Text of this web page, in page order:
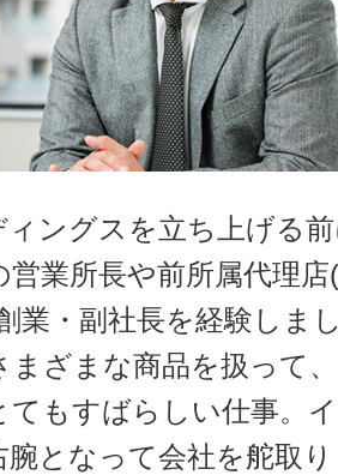
ングスを立ち上げる
営業所長や前所属代理
業・副社長を経験しま
まざまな商品を扱って
てもすばらしい仕事。
腕となって会社を舵取